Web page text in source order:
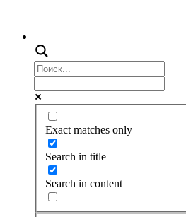
Exact matches only
Search in title
Search in content